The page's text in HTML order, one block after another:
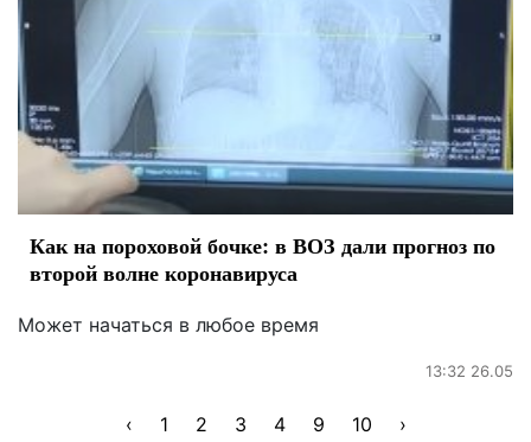
Как на пороховой бочке: в ВОЗ дали прогноз по
второй волне коронавируса
Может начаться в любое время
13:32 26.05
‹ 1 2 3 4 9 10 ›